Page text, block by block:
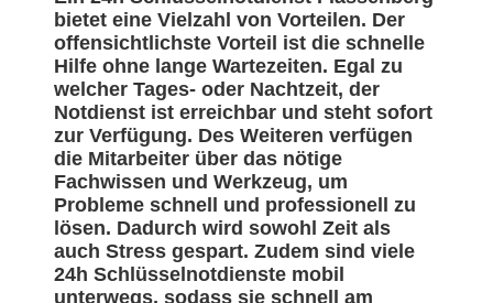
bietet eine Vielzahl von Vorteilen. Der
offensichtlichste Vorteil ist die schnelle
Hilfe ohne lange Wartezeiten. Egal zu
welcher Tages- oder Nachtzeit, der
Notdienst ist erreichbar und steht sofort
zur Verfügung. Des Weiteren verfügen
die Mitarbeiter über das nötige
Fachwissen und Werkzeug, um
Probleme schnell und professionell zu
lösen. Dadurch wird sowohl Zeit als
auch Stress gespart. Zudem sind viele
24h Schlüsselnotdienste mobil
unterwegs, sodass sie schnell am